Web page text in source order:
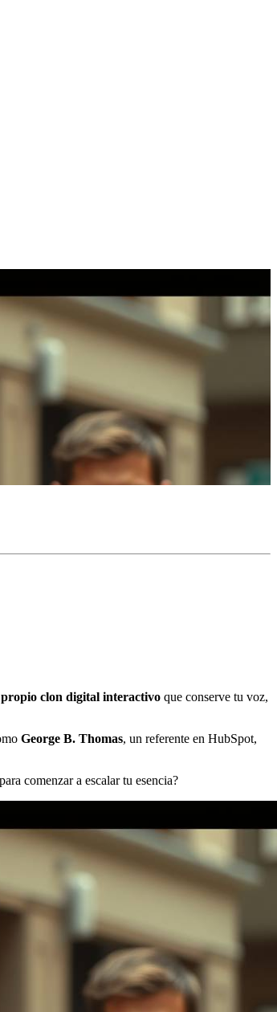
clon digital interactivo que conserve tu voz,
George B. Thomas, un referente en HubSpot,
comenzar a escalar tu esencia?